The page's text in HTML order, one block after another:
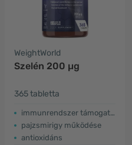
WeightWorld
Szelén 200 µg
365 tabletta
immunrendszer támogatása
pajzsmirigy működése
antioxidáns